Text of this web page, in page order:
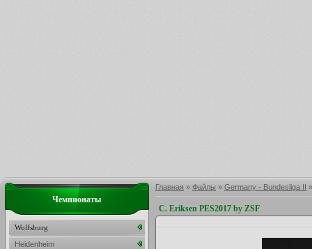
Главная » Файлы » Germany - Bundesliga II
C. Eriksen PES2017 by ZSF
Чемпионаты
Wolfsburg
Heidenheim